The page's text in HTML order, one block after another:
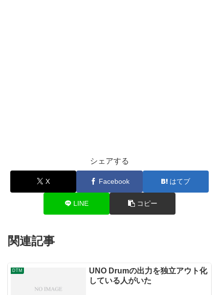
シェアする
X Facebook はてブ
LINE コピー
関連記事
DTM
UNO Drumの出力を独立アウト化
している人がいた